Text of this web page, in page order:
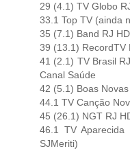
29 (4.1) TV Globo
33.1 Top TV (ainda
35 (7.1) Band RJ HD
39 (13.1) RecordTV
41 (2.1) TV Brasil
Canal Saúde
42 (5.1) Boas Novas
44.1 TV Canção
45 (26.1) NGT RJ
46.1 TV
SJMeriti)